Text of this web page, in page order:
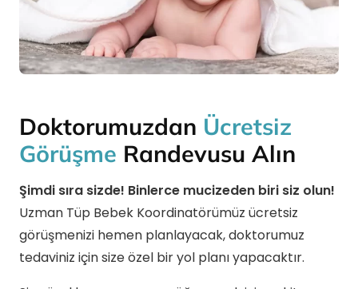
Doktorumuzdan Ücretsiz
Görüşme Randevusu Alın
Şimdi sıra sizde! Binlerce mucizeden biri siz olun!
Uzman Tüp Bebek Koordinatörümüz ücretsiz
görüşmenizi hemen planlayacak, doktorumuz
tedaviniz için size özel bir yol planı yapacaktır.